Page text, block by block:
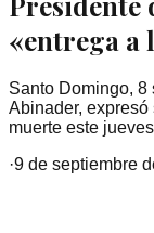
«entrega a
Santo Domingo,
Abinader,
muerte este
·9 de septiembre